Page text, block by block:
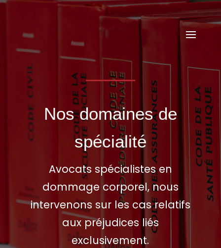
05 56 48 78 00 cabinet@avocat-mescam.fr
Nos domaines de
spécialité
Avocats spécialistes en
dommage corporel, nous
intervenons sur les cas relatifs
aux préjudices liés
exclusivement.